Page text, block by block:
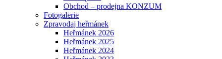
Obchod – prodejna KONZUM
Fotogalerie
Zpravodaj heřmánek
Heřmánek 2026
Heřmánek 2025
Heřmánek 2024